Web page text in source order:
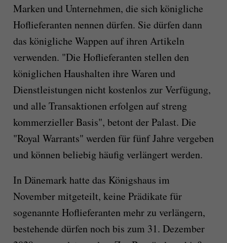
Marken und Unternehmen, die sich königliche
Hoflieferanten nennen dürfen. Sie dürfen dann
das königliche Wappen auf ihren Artikeln
verwenden. "Die Hoflieferanten stellen den
königlichen Haushalten ihre Waren und
Dienstleistungen nicht kostenlos zur Verfügung,
und alle Transaktionen erfolgen auf streng
kommerzieller Basis", betont der Palast. Die
"Royal Warrants" werden für fünf Jahre vergeben
und können beliebig häufig verlängert werden.
In Dänemark hatte das Königshaus im
November mitgeteilt, keine Prädikate für
sogenannte Hoflieferanten mehr zu verlängern,
bestehende dürfen noch bis zum 31. Dezember